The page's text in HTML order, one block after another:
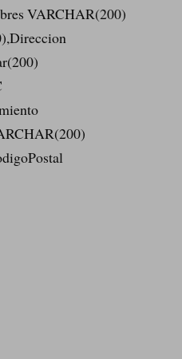
VARCHAR(200)